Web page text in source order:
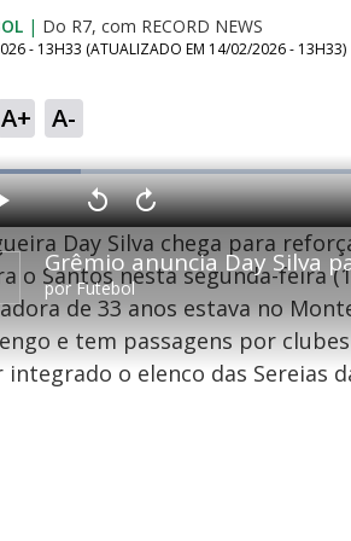
| Do R7, com RECORD NEWS
- 13H33 (ATUALIZADO EM 14/02/2026 - 13H33)
A+ A-
Grêmio anuncia Day Silva
por Futebol
P
l
a
y
V
o
l
t
a
r
1
0
s
g
u
d
A
v
a
n
ç
a
1
0
e
g
n
L
o
a
d
e
:
8
%
Day Silva chega para
o Santos nesta segunda-feira
de 33 anos estava no
e tem passagens por
integrado o elenco das Sereias